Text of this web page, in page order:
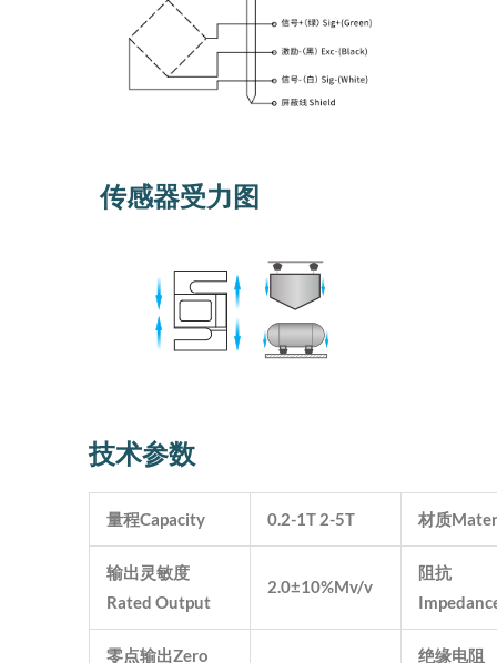
传感器受力图
技术参数
量程Capacity 0.2-1T 2-5T 材质
输出灵敏度
Rated Output
2.0±10%Mv/v
阻抗
零点输出Zero 绝缘电阻